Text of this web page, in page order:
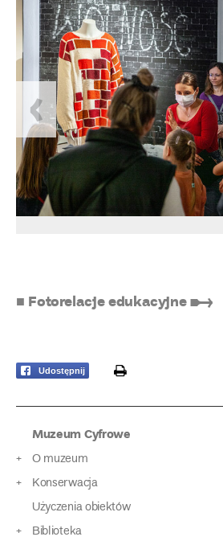
■ Fotorelacje edukacyjne ➸
Udostępnij print
Muzeum Cyfrowe
O muzeum
Konserwacja
Użyczenia obiektów
Biblioteka